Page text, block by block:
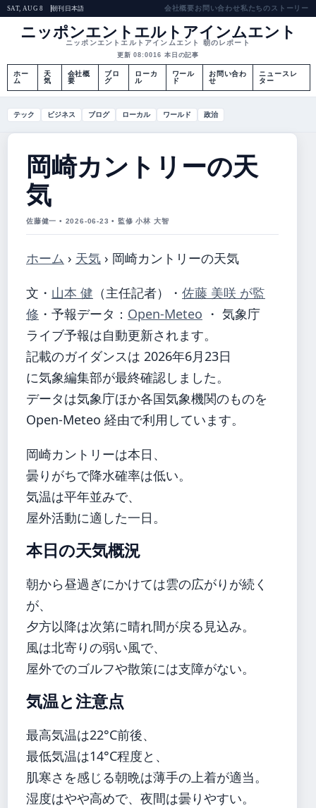
SAT, AUG 8 朝刊 日本語 会社概要お問い合わせ私たちのストーリー
ニッポンエントエルトアインムエント
ニッポンエントエルトアインムエント 朝のレポート
更新 08:0016 本日の記事
ホー
ム
天
気
会社概
要
ブロ
グ
ローカ
ル
ワール
ド
お問い合わ
せ
ニュースレ
ター
テック ビジネス ブログ ローカル ワールド 政治
岡崎カントリーの天
気
佐藤健一 • 2026-06-23 • 監修 小林 大智
ホーム › 天気 › 岡崎カントリーの天気
文・ 山本 健 （主任記者） ・ 佐藤 美咲 が監
修 ・ 予報データ： Open-Meteo ・ 気象庁
ライブ予報は自動更新されます。
記載のガイダンスは 2026年6月23日
に気象編集部が最終確認しました。
データは気象庁ほか各国気象機関のものを
Open-Meteo 経由で利用しています。
岡崎カントリーは本日、
曇りがちで降水確率は低い。
気温は平年並みで、
屋外活動に適した一日。
本日の天気概況
朝から昼過ぎにかけては雲の広がりが続く
が、
夕方以降は次第に晴れ間が戻る見込み。
風は北寄りの弱い風で、
屋外でのゴルフや散策には支障がない。
気温と注意点
最高気温は22°C前後、
最低気温は14°C程度と、
肌寒さを感じる朝晩は薄手の上着が適当。
湿度はやや高めで、夜間は曇りやすい。